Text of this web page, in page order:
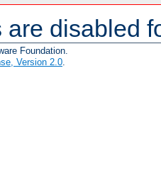
are disabled
Foundation.
Version 2.0